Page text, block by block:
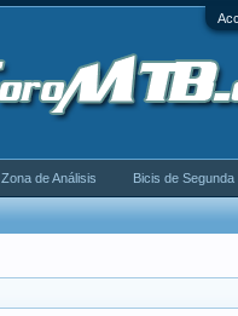
Zona de Análisis Bicis de Segunda